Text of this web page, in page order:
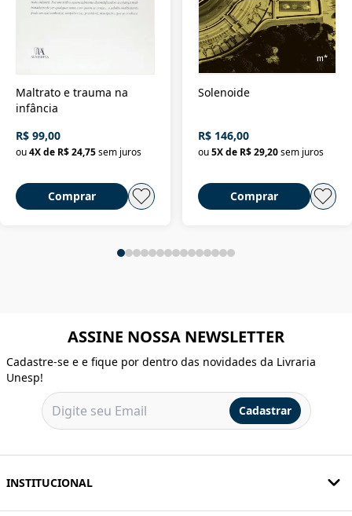
Maltrato e trauma na
infância
R$ 99,00
ou4X de R$ 24,75sem juros
Comprar
Solenoide
R$ 146,00
ou 5X de R$ 29,20 sem juros
Comprar
ASSINE NOSSA NEWSLETTER
Cadastre-se e e fique por dentro das novidades da Livraria
Unesp!
Cadastrar
INSTITUCIONAL